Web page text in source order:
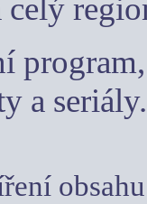
a seriály.